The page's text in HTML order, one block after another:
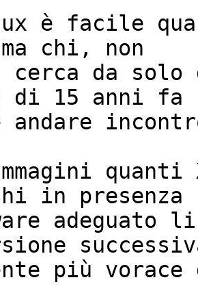
è facile
ma chi, non
cerca da
di 15 anni fa
andare
in presenza
adeguato
più